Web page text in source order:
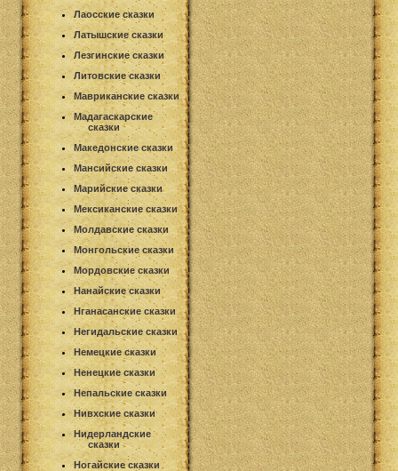
Лаосские сказки
Латышские сказки
Лезгинские сказки
Литовские сказки
Мавриканские сказки
Мадагаскарские
сказки
Македонские сказки
Мансийские сказки
Марийские сказки
Мексиканские сказки
Молдавские сказки
Монгольские сказки
Мордовские сказки
Нанайские сказки
Нганасанские сказки
Негидальские сказки
Немецкие сказки
Ненецкие сказки
Непальские сказки
Нивхские сказки
Нидерландские
сказки
Ногайские сказки